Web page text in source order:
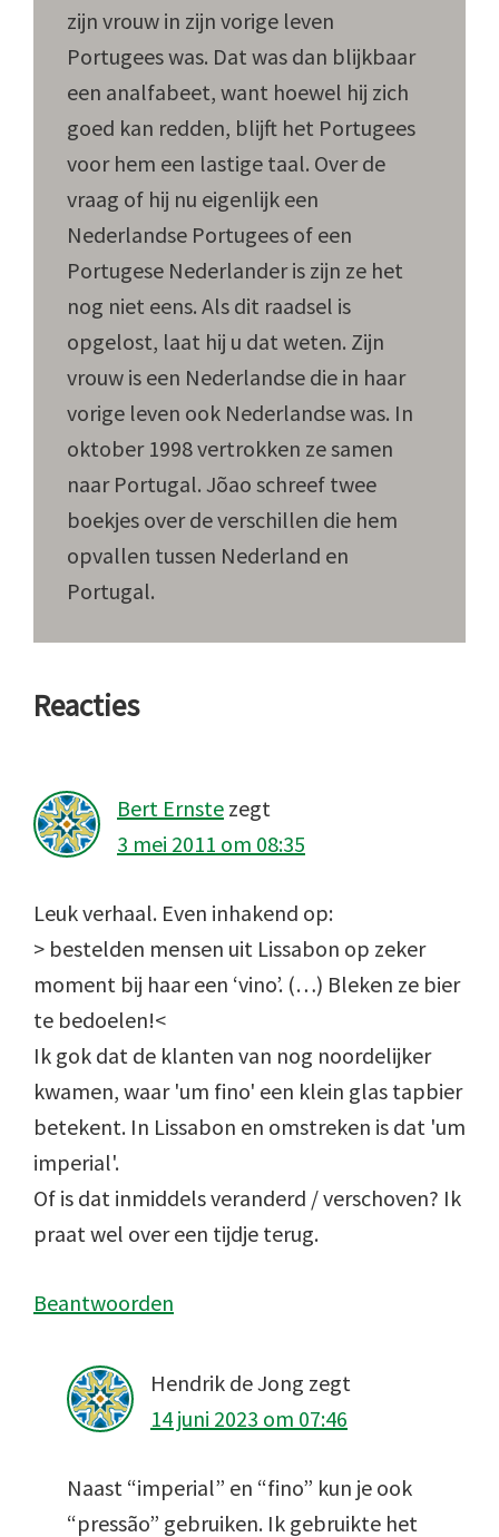
zijn vrouw in zijn vorige leven
Portugees was. Dat was dan blijkbaar
een analfabeet, want hoewel hij zich
goed kan redden, blijft het Portugees
voor hem een lastige taal. Over de
vraag of hij nu eigenlijk een
Nederlandse Portugees of een
Portugese Nederlander is zijn ze het
nog niet eens. Als dit raadsel is
opgelost, laat hij u dat weten. Zijn
vrouw is een Nederlandse die in haar
vorige leven ook Nederlandse was. In
oktober 1998 vertrokken ze samen
naar Portugal. Jõao schreef twee
boekjes over de verschillen die hem
opvallen tussen Nederland en
Portugal.
Lees
Reacties
Bert Ernste zegt
3 mei 2011 om 08:35
Leuk verhaal. Even inhakend op:
> bestelden mensen uit Lissabon op zeker
moment bij haar een ‘vino’. (…) Bleken ze bier
te bedoelen!<
Ik gok dat de klanten van nog noordelijker
kwamen, waar 'um fino' een klein glas tapbier
betekent. In Lissabon en omstreken is dat 'um
imperial'.
Of is dat inmiddels veranderd / verschoven? Ik
praat wel over een tijdje terug.
Beantwoorden
Hendrik de Jong zegt
14 juni 2023 om 07:46
Naast “imperial” en “fino” kun je ook
“pressão” gebruiken. Ik gebruikte het